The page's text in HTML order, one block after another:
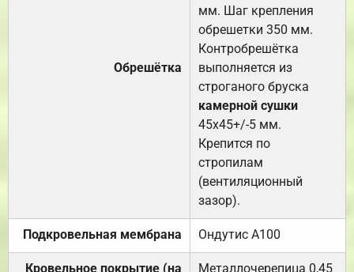
Обрешётка
мм. Шаг крепления
обрешетки 350 мм.
Контробрешётка
выполняется из
строганого бруска
камерной сушки
45х45+/-5 мм.
Крепится по
стропилам
(вентиляционный
зазор).
Подкровельная мембрана Ондутис А100
Кровельное покрытие (на
Металлочерепица 0,45